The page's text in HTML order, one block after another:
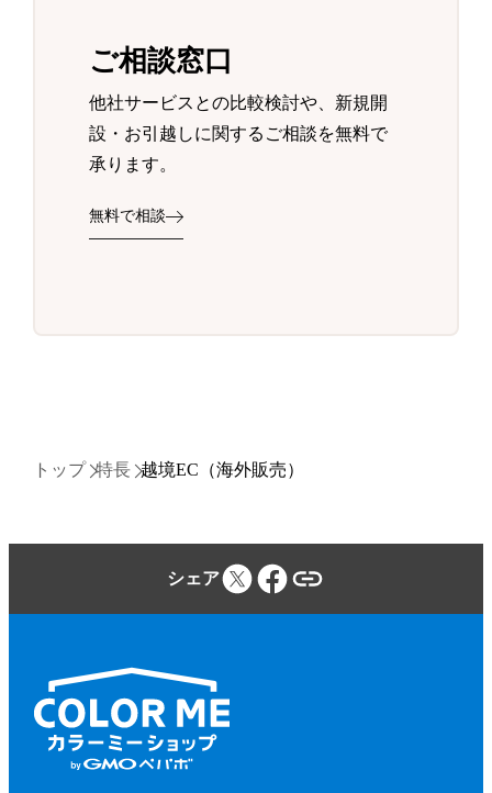
ご相談窓口
他社サービスとの比較検討や、新規開
設・お引越しに関するご相談を無料で
承ります。
無料で相談
トップ 特長 越境EC（海外販売）
シェア